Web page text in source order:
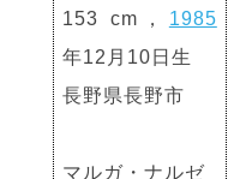
153 cm， 1985
年12月10日生
長野県長野市
マルガ・ナルゼ